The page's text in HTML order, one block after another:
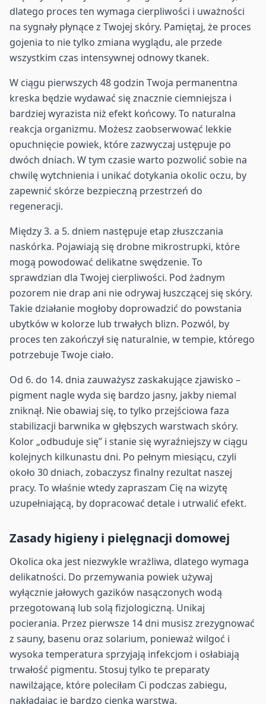
dlatego proces ten wymaga cierpliwości i uważności
na sygnały płynące z Twojej skóry. Pamiętaj, że proces
gojenia to nie tylko zmiana wyglądu, ale przede
wszystkim czas intensywnej odnowy tkanek.
W ciągu pierwszych 48 godzin Twoja permanentna
kreska będzie wydawać się znacznie ciemniejsza i
bardziej wyrazista niż efekt końcowy. To naturalna
reakcja organizmu. Możesz zaobserwować lekkie
opuchnięcie powiek, które zazwyczaj ustępuje po
dwóch dniach. W tym czasie warto pozwolić sobie na
chwilę wytchnienia i unikać dotykania okolic oczu, by
zapewnić skórze bezpieczną przestrzeń do
regeneracji.
Między 3. a 5. dniem następuje etap złuszczania
naskórka. Pojawiają się drobne mikrostrupki, które
mogą powodować delikatne swędzenie. To
sprawdzian dla Twojej cierpliwości. Pod żadnym
pozorem nie drap ani nie odrywaj łuszczącej się skóry.
Takie działanie mogłoby doprowadzić do powstania
ubytków w kolorze lub trwałych blizn. Pozwól, by
proces ten zakończył się naturalnie, w tempie, którego
potrzebuje Twoje ciało.
Od 6. do 14. dnia zauważysz zaskakujące zjawisko –
pigment nagle wyda się bardzo jasny, jakby niemal
zniknął. Nie obawiaj się, to tylko przejściowa faza
stabilizacji barwnika w głębszych warstwach skóry.
Kolor „odbuduje się” i stanie się wyraźniejszy w ciągu
kolejnych kilkunastu dni. Po pełnym miesiącu, czyli
około 30 dniach, zobaczysz finalny rezultat naszej
pracy. To właśnie wtedy zapraszam Cię na wizytę
uzupełniającą, by dopracować detale i utrwalić efekt.
Zasady higieny i pielęgnacji domowej
Okolica oka jest niezwykle wrażliwa, dlatego wymaga
delikatności. Do przemywania powiek używaj
wyłącznie jałowych gazików nasączonych wodą
przegotowaną lub solą fizjologiczną. Unikaj
pocierania. Przez pierwsze 14 dni musisz zrezygnować
z sauny, basenu oraz solarium, ponieważ wilgoć i
wysoka temperatura sprzyjają infekcjom i osłabiają
trwałość pigmentu. Stosuj tylko te preparaty
nawilżające, które poleciłam Ci podczas zabiegu,
nakładając je bardzo cienką warstwą.